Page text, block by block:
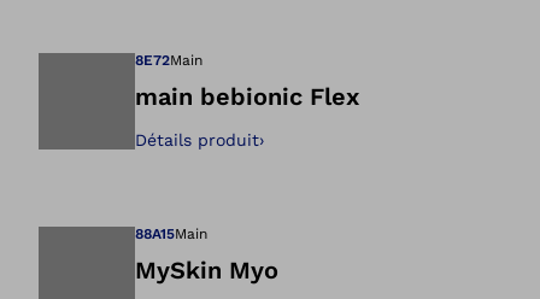
8E72Main
main bebionic Flex
Détails produit›
88A15Main
MySkin Myo